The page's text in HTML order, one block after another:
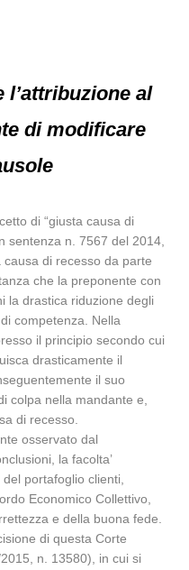
l’attribuzione al
di modificare
di “giusta causa di
sentenza n. 7567 del 2014,
di recesso da parte
che la preponente con
la drastica riduzione degli
competenza. Nella
il principio secondo cui
drasticamente il
il suo
colpa nella mandante e,
di recesso.
osservato dal
la facolta’
portafoglio clienti,
Economico Collettivo,
e della buona fede.
di questa Corte
n. 13580), in cui si